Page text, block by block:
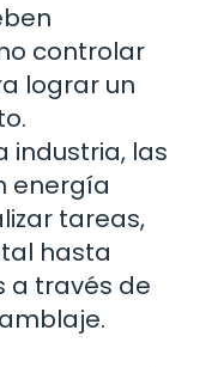
controlar
lograr un
industria, las
energía
tareas,
hasta
a través de